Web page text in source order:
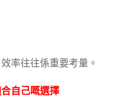
率往往係重要考量。
自己嘅選擇